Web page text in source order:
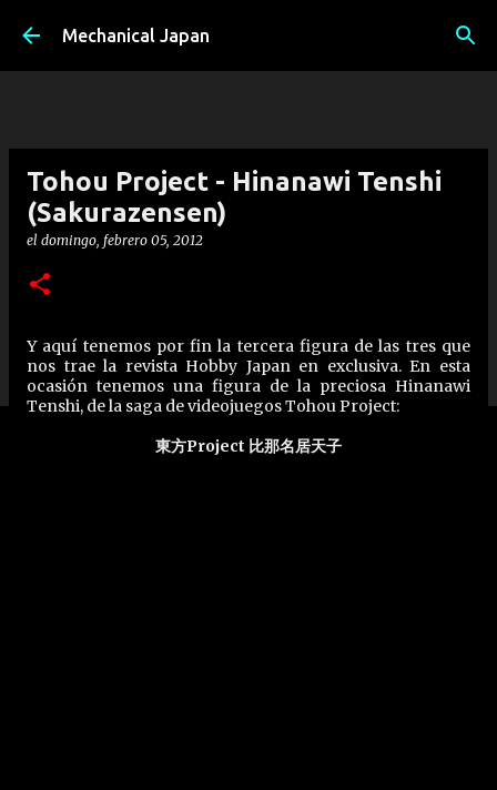
Ir al contenido principal
Mechanical Japan
Tohou Project - Hinanawi Tenshi
(Sakurazensen)
el domingo, febrero 05, 2012
Y aquí tenemos por fin la tercera figura de las tres que
nos trae la revista Hobby Japan en exclusiva. En esta
ocasión tenemos una figura de la preciosa Hinanawi
Tenshi, de la saga de videojuegos Tohou Project:
東方Project 比那名居天子